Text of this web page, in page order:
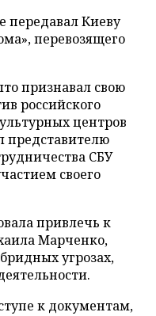
передавал Киеву
перевозящего
признавал свою
российского
центров
представителю
СБУ
своего
привлечь к
Марченко,
угрозах,
к документам,